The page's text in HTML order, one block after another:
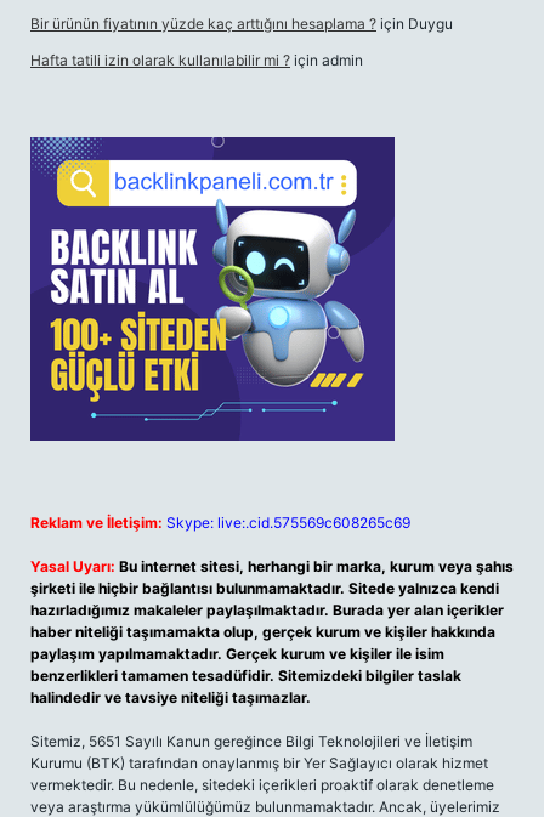
Bir ürünün fiyatının yüzde kaç arttığını hesaplama ? için Duygu
Hafta tatili izin olarak kullanılabilir mi ? için admin
Reklam ve İletişim: Skype: live:.cid.575569c608265c69
Yasal Uyarı: Bu internet sitesi, herhangi bir marka, kurum veya şahıs
şirketi ile hiçbir bağlantısı bulunmamaktadır. Sitede yalnızca kendi
hazırladığımız makaleler paylaşılmaktadır. Burada yer alan içerikler
haber niteliği taşımamakta olup, gerçek kurum ve kişiler hakkında
paylaşım yapılmamaktadır. Gerçek kurum ve kişiler ile isim
benzerlikleri tamamen tesadüfidir. Sitemizdeki bilgiler taslak
halindedir ve tavsiye niteliği taşımazlar.
Sitemiz, 5651 Sayılı Kanun gereğince Bilgi Teknolojileri ve İletişim
Kurumu (BTK) tarafından onaylanmış bir Yer Sağlayıcı olarak hizmet
vermektedir. Bu nedenle, sitedeki içerikleri proaktif olarak denetleme
veya araştırma yükümlülüğümüz bulunmamaktadır. Ancak, üyelerimiz